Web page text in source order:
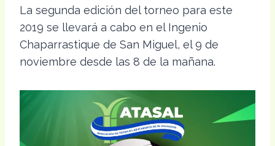
La segunda edición del torneo para este
2019 se llevará a cabo en el Ingenio
Chaparrastique de San Miguel, el 9 de
noviembre desde las 8 de la mañana.